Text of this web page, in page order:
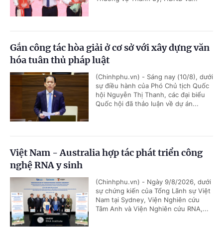
Gắn công tác hòa giải ở cơ sở với xây dựng văn
hóa tuân thủ pháp luật
(Chinhphu.vn) - Sáng nay (10/8), dưới
sự điều hành của Phó Chủ tịch Quốc
hội Nguyễn Thị Thanh, các đại biểu
Quốc hội đã thảo luận về dự án...
Việt Nam - Australia hợp tác phát triển công
nghệ RNA y sinh
(Chinhphu.vn) - Ngày 9/8/2026, dưới
sự chứng kiến của Tổng Lãnh sự Việt
Nam tại Sydney, Viện Nghiên cứu
Tâm Anh và Viện Nghiên cứu RNA,...